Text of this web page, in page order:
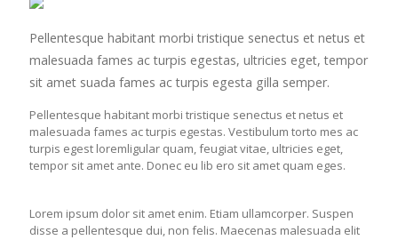
Pellentesque habitant morbi tristique senectus et netus et
malesuada fames ac turpis egestas, ultricies eget, tempor
sit amet suada fames ac turpis egesta gilla semper.
Pellentesque habitant morbi tristique senectus et netus et
malesuada fames ac turpis egestas. Vestibulum torto mes ac
turpis egest loremligular quam, feugiat vitae, ultricies eget,
tempor sit amet ante. Donec eu lib ero sit amet quam eges.
Lorem ipsum dolor sit amet enim. Etiam ullamcorper. Suspen
disse a pellentesque dui, non felis. Maecenas malesuada elit